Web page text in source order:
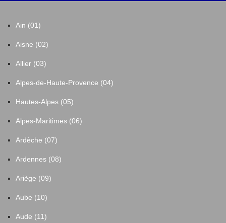
Ain (01)
Aisne (02)
Allier (03)
Alpes-de-Haute-Provence (04)
Hautes-Alpes (05)
Alpes-Maritimes (06)
Ardèche (07)
Ardennes (08)
Ariège (09)
Aube (10)
Aude (11)